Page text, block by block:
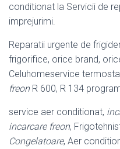
conditionat la Servicii de
imprejurimi.
Reparatii urgente de
frigorifice, orice brand,
Celuhomeservice
freonR 600, R 134
service aer conditionat,
incarcare freon,
Congelatoare, Aer